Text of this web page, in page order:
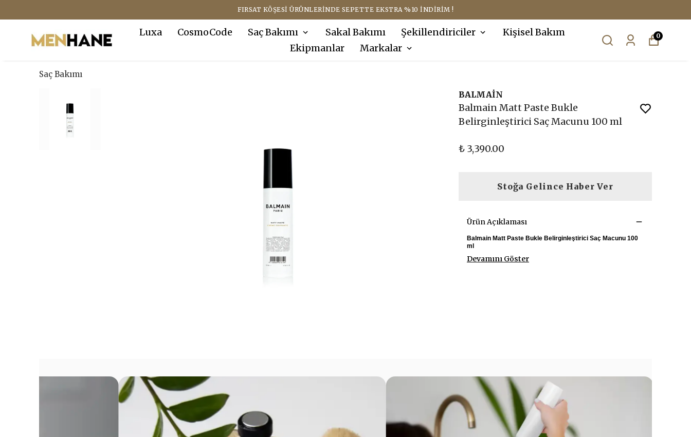
FIRSAT KÖŞESI ÜRÜNLERINDE SEPETTE EKSTRA %10 İNDIRIM !
Luxa CosmoCode Saç Bakımı Sakal Bakımı Şekillendiriciler
Kişisel Bakım
Ekipmanlar
Markalar
0
Saç Bakımı
BALMAİN
Balmain Matt Paste Bukle
Belirginleştirici Saç Macunu 100 ml
₺ 3,390.00
Stoğa Gelince Haber Ver
Ürün Açıklaması
Balmain Matt Paste Bukle Belirginleştirici Saç Macunu 100
ml
Devamını Göster